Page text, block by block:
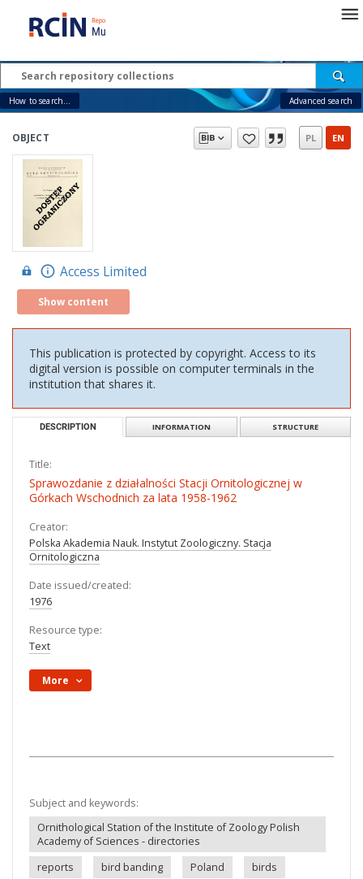
How to search... Advanced search
OBJECT PL EN
Access Limited
Show content
This publication is protected by copyright. Access to its
digital version is possible on computer terminals in the
institution that shares it.
DESCRIPTION INFORMATION STRUCTURE
Title:
Sprawozdanie z działalności Stacji Ornitologicznej w
Górkach Wschodnich za lata 1958-1962
Creator:
Polska Akademia Nauk. Instytut Zoologiczny. Stacja
Ornitologiczna
Date issued/created:
1976
Resource type:
Text
More
Subject and keywords:
Ornithological Station of the Institute of Zoology Polish
Academy of Sciences - directories
reports
bird banding Poland
birds